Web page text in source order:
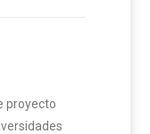
proyecto